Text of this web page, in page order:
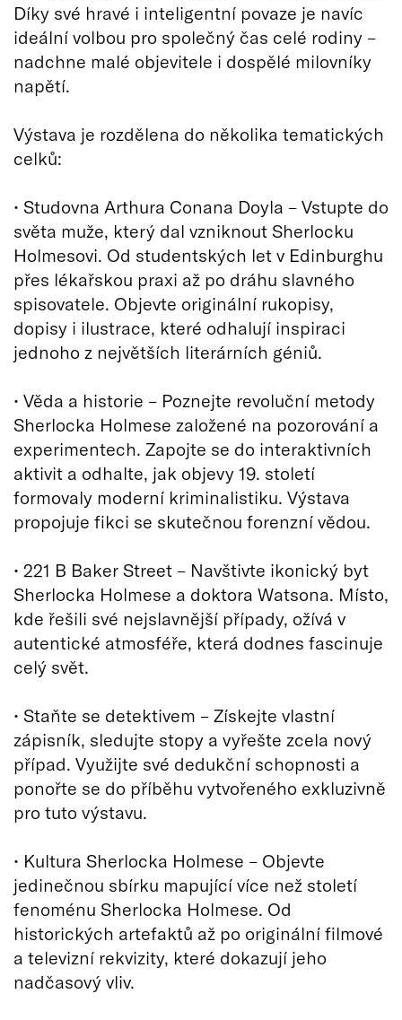
Díky své hravé i inteligentní povaze je navíc
ideální volbou pro společný čas celé rodiny –
nadchne malé objevitele i dospělé milovníky
napětí.
Výstava je rozdělena do několika tematických
celků:
• Studovna Arthura Conana Doyla – Vstupte do
světa muže, který dal vzniknout Sherlocku
Holmesovi. Od studentských let v Edinburghu
přes lékařskou praxi až po dráhu slavného
spisovatele. Objevte originální rukopisy,
dopisy i ilustrace, které odhalují inspiraci
jednoho z největších literárních géniů.
• Věda a historie – Poznejte revoluční metody
Sherlocka Holmese založené na pozorování a
experimentech. Zapojte se do interaktivních
aktivit a odhalte, jak objevy 19. století
formovaly moderní kriminalistiku. Výstava
propojuje fikci se skutečnou forenzní vědou.
• 221 B Baker Street – Navštivte ikonický byt
Sherlocka Holmese a doktora Watsona. Místo,
kde řešili své nejslavnější případy, ožívá v
autentické atmosféře, která dodnes fascinuje
celý svět.
• Staňte se detektivem – Získejte vlastní
zápisník, sledujte stopy a vyřešte zcela nový
případ. Využijte své dedukční schopnosti a
ponořte se do příběhu vytvořeného exkluzivně
pro tuto výstavu.
• Kultura Sherlocka Holmese – Objevte
jedinečnou sbírku mapující více než století
fenoménu Sherlocka Holmese. Od
historických artefaktů až po originální filmové
a televizní rekvizity, které dokazují jeho
nadčasový vliv.